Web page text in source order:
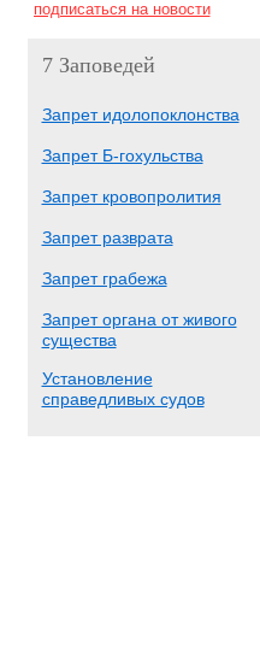
7 Заповедей
Запрет идолопоклонства
Запрет Б-гохульства
Запрет кровопролития
Запрет разврата
Запрет грабежа
Запрет органа от живого
существа
Установление
справедливых судов